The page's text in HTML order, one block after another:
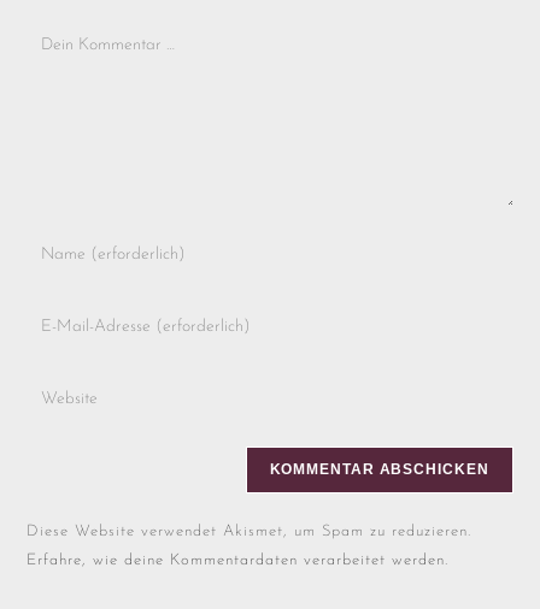
Diese Website verwendet Akismet, um Spam zu reduzieren.
Erfahre, wie deine Kommentardaten verarbeitet werden.